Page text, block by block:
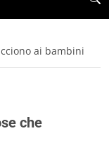
ai bambini
che